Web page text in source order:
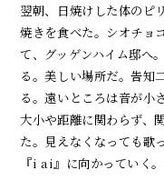
翌朝、日焼けした体のピ
焼きを食べた。シオチョ
て、グッゲンハイム邸へ
る。美しい場所だ。告知
る。遠いところは音が小
大小や距離に関わらず、
た。見えなくなっても歌
『i ai』 に向かっていく